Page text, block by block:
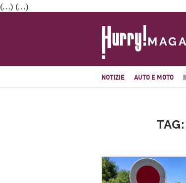
(…) (…)
NOTIZIE AUTO E MOTO
TAG